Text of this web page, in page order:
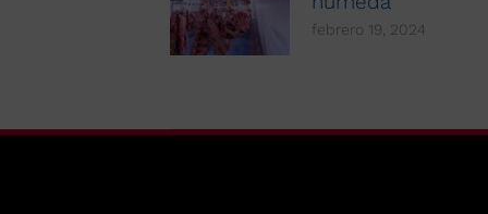
febrero 19, 2024